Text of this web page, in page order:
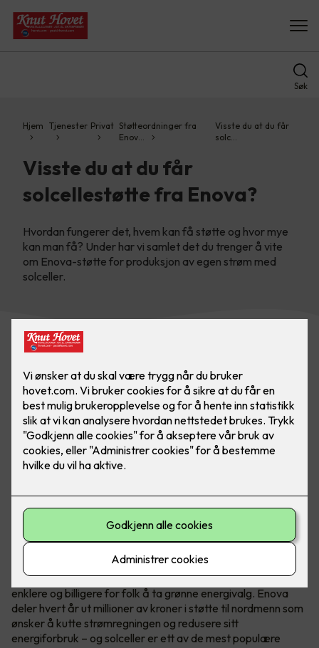
Søk
Hjem Tjenester Privat Støtteordninger fra
Enov…
Visste du at du får
solc…
Visste du at du får
solcellestøtte fra Enova?
Hvordan fungerer det, hvem kan få støtte og hvor mye
kan man få? Under har vi samlet det du trenger å vite
om Enova-støtte for produksjon av egen strøm med
solceller.
Hvem er Enova?
Enova er et statlig selskap med ett oppdrag - å gjøre det
enklere og billigere for folk å ta grønne energivalg. Enova
deler hvert år ut millioner av kroner i støtte til nordmenn som
ønsker å kutte strømregningen og redusere sitt
energiforbruk – og solceller er ett av de mest populære